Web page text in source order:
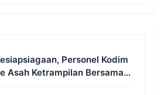
Personel Kodim
Asah Ketrampilan Bersama